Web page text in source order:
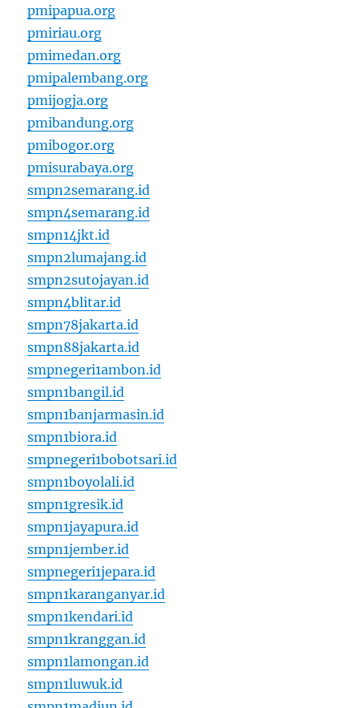
pmipapua.org
pmiriau.org
pmimedan.org
pmipalembang.org
pmijogja.org
pmibandung.org
pmibogor.org
pmisurabaya.org
smpn2semarang.id
smpn4semarang.id
smpn14jkt.id
smpn2lumajang.id
smpn2sutojayan.id
smpn4blitar.id
smpn78jakarta.id
smpn88jakarta.id
smpnegeri1ambon.id
smpn1bangil.id
smpn1banjarmasin.id
smpn1biora.id
smpnegeri1bobotsari.id
smpn1boyolali.id
smpn1gresik.id
smpn1jayapura.id
smpn1jember.id
smpnegeri1jepara.id
smpn1karanganyar.id
smpn1kendari.id
smpn1kranggan.id
smpn1lamongan.id
smpn1luwuk.id